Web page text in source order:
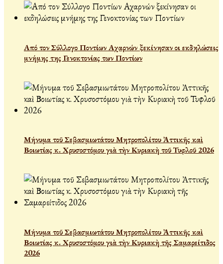
Από τον Σύλλογο Ποντίων Αχαρνών ξεκίνησαν οι εκδηλώσεις
μνήμης της Γενοκτονίας των Ποντίων
Μήνυμα τοῦ Σεβασμιωτάτου Μητροπολίτου Ἀττικῆς καὶ
Βοιωτίας κ. Χρυσοστόμου γιὰ τὴν Κυριακὴ τοῦ Τυφλοῦ 2026
Μήνυμα τοῦ Σεβασμιωτάτου Μητροπολίτου Ἀττικῆς καὶ
Βοιωτίας κ. Χρυσοστόμου γιὰ τὴν Κυριακὴ τῆς Σαμαρείτιδος
2026